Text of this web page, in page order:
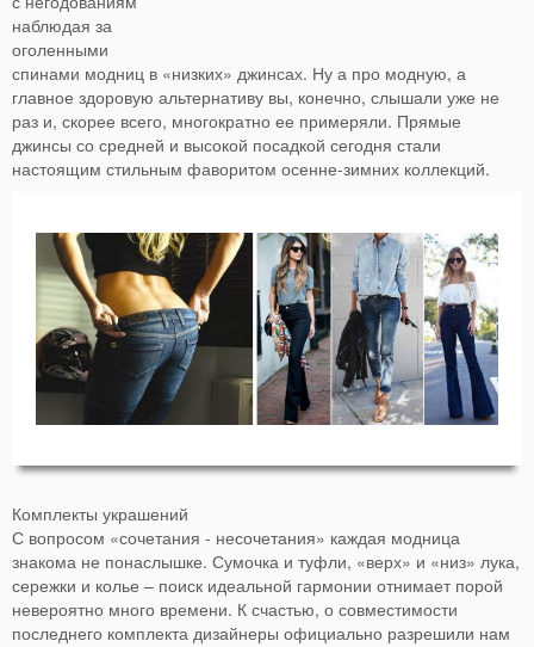
наблюдая за
оголенными
спинами модниц в «низких» джинсах. Ну а про модную, а
главное здоровую альтернативу вы, конечно, слышали уже не
раз и, скорее всего, многократно ее примеряли. Прямые
джинсы со средней и высокой посадкой сегодня стали
настоящим стильным фаворитом осенне-зимних коллекций.
Комплекты украшений
С вопросом «сочетания - несочетания» каждая модница
знакома не понаслышке. Сумочка и туфли, «верх» и «низ» лука,
сережки и колье – поиск идеальной гармонии отнимает порой
невероятно много времени. К счастью, о совместимости
последнего комплекта дизайнеры официально разрешили нам